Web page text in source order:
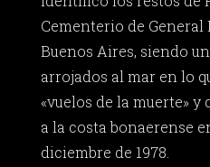
Cementerio de
Buenos Aires, siendo
arrojados al mar en lo
«vuelos de la muerte»
a la costa bonaerense
diciembre de 1978.